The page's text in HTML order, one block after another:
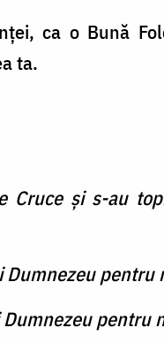
ca o Bună
ta.
Cruce şi s-au
pentru
pentru